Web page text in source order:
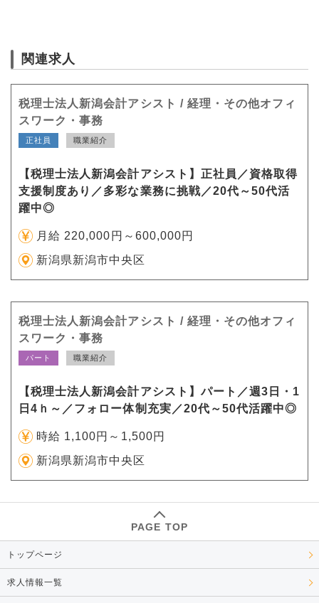
関連求人
税理士法人新潟会計アシスト / 経理・その他オフィ
スワーク・事務
正社員 職業紹介
【税理士法人新潟会計アシスト】正社員／資格取得
支援制度あり／多彩な業務に挑戦／20代～50代活
躍中◎
月給 220,000円～600,000円
新潟県新潟市中央区
税理士法人新潟会計アシスト / 経理・その他オフィ
スワーク・事務
パート 職業紹介
【税理士法人新潟会計アシスト】パート／週3日・1
日4ｈ～／フォロー体制充実／20代～50代活躍中◎
時給 1,100円～1,500円
新潟県新潟市中央区
PAGE TOP
トップページ
求人情報一覧